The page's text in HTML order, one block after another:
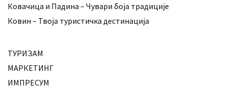
Ковачица и Падина – Чувари боја традиције
Ковин – Твоја туристичка дестинација
ТУРИЗАМ
МАРКЕТИНГ
ИМПРЕСУМ